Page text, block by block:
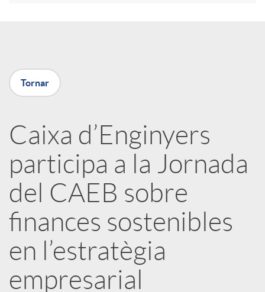
X
r
x
e
s
Tornar
Caixa d’Enginyers
participa a la Jornada
del CAEB sobre
finances sostenibles
en l’estratègia
empresarial